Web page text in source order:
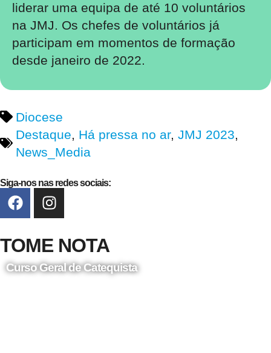
liderar uma equipa de até 10 voluntários
na JMJ. Os chefes de voluntários já
participam em momentos de formação
desde janeiro de 2022.
Diocese
Destaque
Há pressa no ar, JMJ 2023
News_Media
Siga-nos nas redes sociais:
TOME NOTA
Curso Geral de Catequista